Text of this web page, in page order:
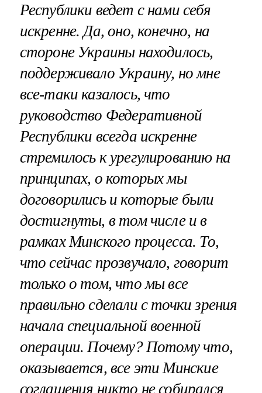
Республики ведет с нами себя
искренне. Да, оно, конечно, на
стороне Украины находилось,
поддерживало Украину, но мне
все-таки казалось, что
руководство Федеративной
Республики всегда искренне
стремилось к урегулированию на
принципах, о которых мы
договорились и которые были
достигнуты, в том числе и в
рамках Минского процесса. То,
что сейчас прозвучало, говорит
только о том, что мы все
правильно сделали с точки зрения
начала специальной военной
операции. Почему? Потому что,
оказывается, все эти Минские
соглашения никто не собирался